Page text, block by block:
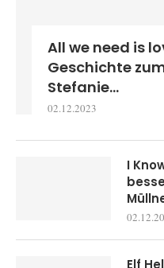
All we need is
Geschichte
Stefanie...
02.12.2023
I
Elf